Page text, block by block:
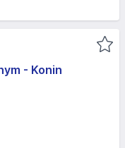
- Konin